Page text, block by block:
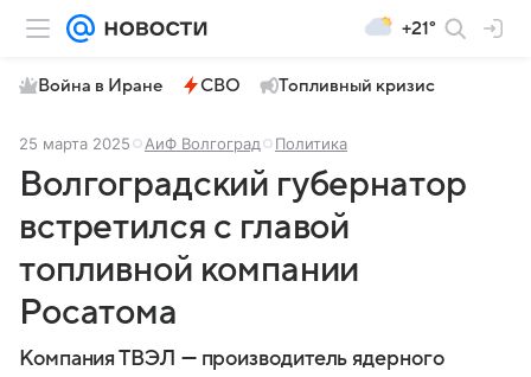
+21°
Война в Иране СВО Топливный кризис
25 марта 2025 АиФ Волгоград Политика
Волгоградский губернатор
встретился с главой
топливной компании
Росатома
Компания ТВЭЛ — производитель ядерного